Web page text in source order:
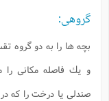
گروهى:
بچه ها را به دو گروه
و يك فاصله مكانى
صندلى يا درخت را كه در